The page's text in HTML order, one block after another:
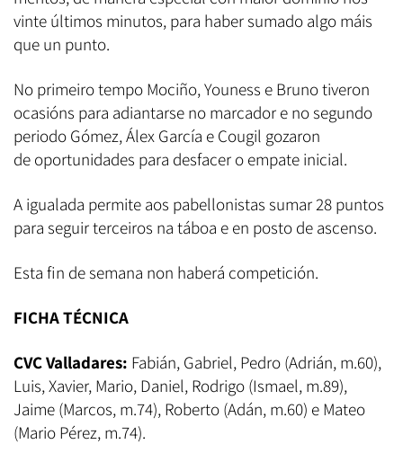
vinte últimos minutos, para haber sumado algo máis
que un punto.
No primeiro tempo Mociño, Youness e Bruno tiveron
ocasións para adiantarse no marcador e no segundo
periodo Gómez, Álex García e Cougil gozaron
de oportunidades para desfacer o empate inicial.
A igualada permite aos pabellonistas sumar 28 puntos
para seguir terceiros na táboa e en posto de ascenso.
Esta fin de semana non haberá competición.
FICHA TÉCNICA
CVC Valladares: Fabián, Gabriel, Pedro (Adrián, m.60),
Luis, Xavier, Mario, Daniel, Rodrigo (Ismael, m.89),
Jaime (Marcos, m.74), Roberto (Adán, m.60) e Mateo
(Mario Pérez, m.74).